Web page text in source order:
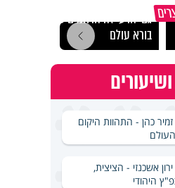
גם ׳הרע׳ זה הרחמים של
בורא עולם
כהן - התהוות היקום
העולם
אשכנזי - הציצית,
היהודי